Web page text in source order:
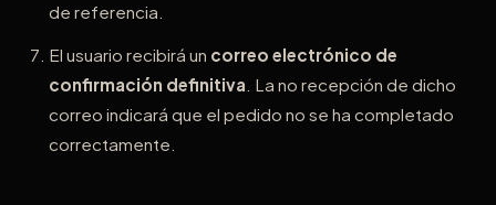
de referencia.
El usuario recibirá un correo electrónico de
confirmación definitiva . La no recepción de dicho
correo indicará que el pedido no se ha completado
correctamente.